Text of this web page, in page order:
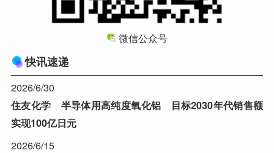
微信公众号
快讯速递
2026/6/30
住友化学 半导体用高纯度氧化铝 目标2030年代销售额
实现100亿日元
2026/6/15